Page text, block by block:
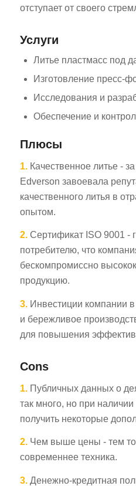
отступает от своего
Услуги
Литье пластмасс под
Изготовление пресс-
Исследования и
Обеспечение и
Плюсы
1.Качественное литье -
Edverson завоевала
качественного литья в
опытом.
2.Сертификат ISO 9001 -
потребителю, что
бескомпромиссно
продукцию.
3.Инвестиции компании
и бережливое
для повышения
Cons
1.Публичных данных о
так много, но при
получить некоторые
2.Чем выше цены - тем
современнее техника.
3.Денежно-кредитная